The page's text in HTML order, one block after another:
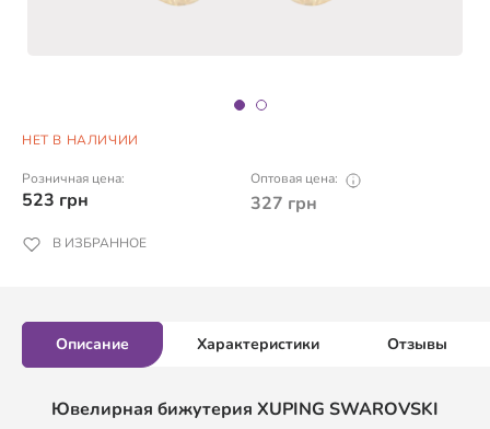
НЕТ В НАЛИЧИИ
Розничная цена:
523 грн
Оптовая цена:
327 грн
В ИЗБРАННОЕ
Описание Характеристики Отзывы
Ювелирная бижутерия XUPING SWAROVSKI